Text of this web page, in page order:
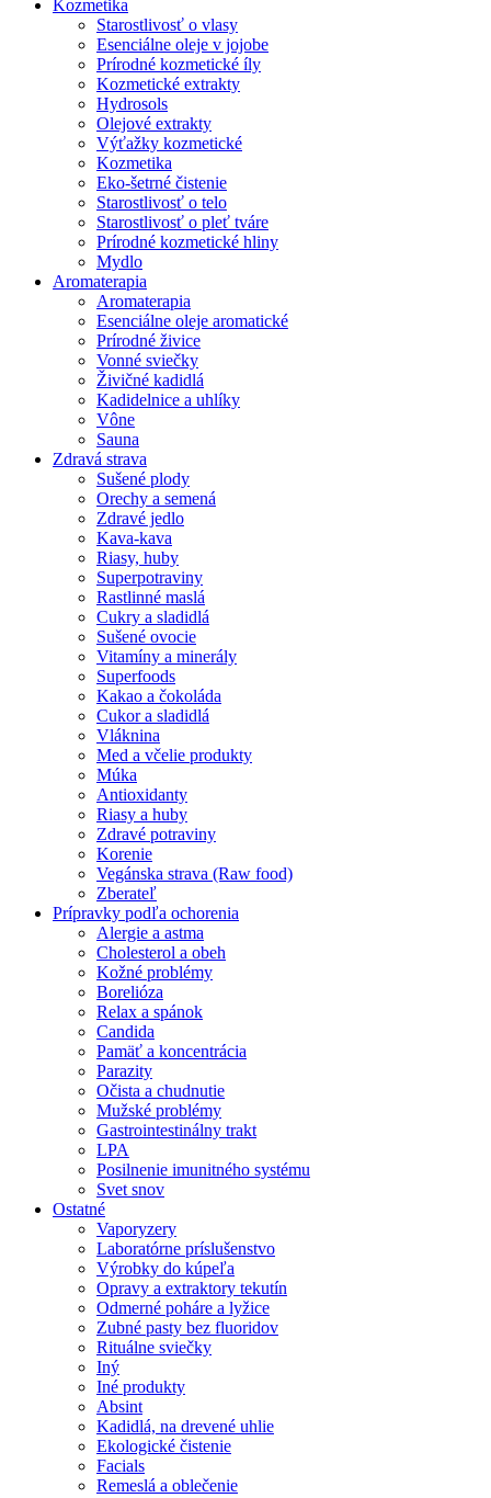
Kozmetika
Starostlivosť o vlasy
Esenciálne oleje v jojobe
Prírodné kozmetické íly
Kozmetické extrakty
Hydrosols
Olejové extrakty
Výťažky kozmetické
Kozmetika
Eko-šetrné čistenie
Starostlivosť o telo
Starostlivosť o pleť tváre
Prírodné kozmetické hliny
Mydlo
Aromaterapia
Aromaterapia
Esenciálne oleje aromatické
Prírodné živice
Vonné sviečky
Živičné kadidlá
Kadidelnice a uhlíky
Vône
Sauna
Zdravá strava
Sušené plody
Orechy a semená
Zdravé jedlo
Kava-kava
Riasy, huby
Superpotraviny
Rastlinné maslá
Cukry a sladidlá
Sušené ovocie
Vitamíny a minerály
Superfoods
Kakao a čokoláda
Cukor a sladidlá
Vláknina
Med a včelie produkty
Múka
Antioxidanty
Riasy a huby
Zdravé potraviny
Korenie
Vegánska strava (Raw food)
Zberateľ
Prípravky podľa ochorenia
Alergie a astma
Cholesterol a obeh
Kožné problémy
Borelióza
Relax a spánok
Candida
Pamäť a koncentrácia
Parazity
Očista a chudnutie
Mužské problémy
Gastrointestinálny trakt
LPA
Posilnenie imunitného systému
Svet snov
Ostatné
Vaporyzery
Laboratórne príslušenstvo
Výrobky do kúpeľa
Opravy a extraktory tekutín
Odmerné poháre a lyžice
Zubné pasty bez fluoridov
Rituálne sviečky
Iný
Iné produkty
Absint
Kadidlá, na drevené uhlie
Ekologické čistenie
Facials
Remeslá a oblečenie